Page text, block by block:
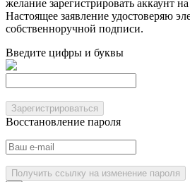
желание зарегистрировать аккаунт
Настоящее заявление удостоверяю
собственноручной подписи.
Введите цифры и буквы
Зарегистрироваться
Восстановление пароля
Получить ссылку на изменение пароля